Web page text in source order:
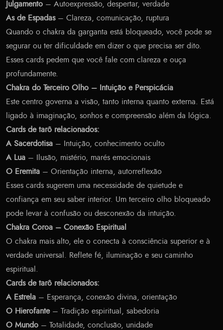
Julgamento – Autoexpressão, despertar, verdade
As de Espadas– Clareza, comunicação, ruptura
Quando o chakra da garganta está bloqueado, você pode se
segurar ou ter dificuldade em dizer o que precisa ser dito.
Esses cards pedem que você fale com clareza e ouça
profundamente.
Chakra do Terceiro Olho – Intuição e Perspicácia
Este centro governa a visão, tanto interna quanto externa. Está
ligado à imaginação, sonhos e compreensão além da lógica.
Cards de tarô relacionados:
A Sacerdotisa – Intuição, conhecimento oculto
A Lua – Ilusão, mistério, marés emocionais
O Eremita – Orientação interna, autorreflexão
Esses cards sugerem uma necessidade de quietude e
confiança em seu saber interior. Um terceiro olho bloqueado
pode levar à confusão ou desconexão da intuição.
Chakra Coroa – Conexão Espiritual
O chakra mais alto, ele o conecta à consciência superior e à
verdade universal. Reflete fé, iluminação e seu caminho
espiritual.
Cards de tarô relacionados:
A Estrela – Esperança, conexão divina, orientação
O Hierofante– Tradição espiritual, sabedoria
O Mundo – Totalidade, conclusão, unidade